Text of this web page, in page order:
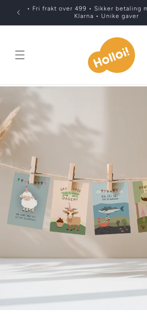
videre til
• Fri frakt over 499 • Sikker betaling
Klarna • Unike gaver